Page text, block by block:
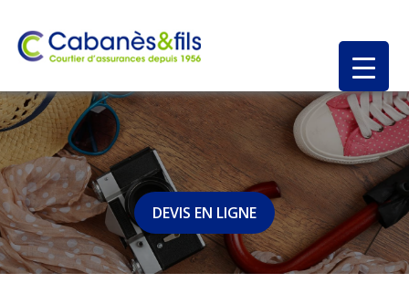
DEVIS EN LIGNE